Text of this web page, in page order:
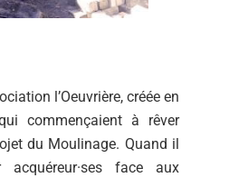
l’Oeuvrière, créée en
commençaient à rêver
du Moulinage. Quand il
face aux